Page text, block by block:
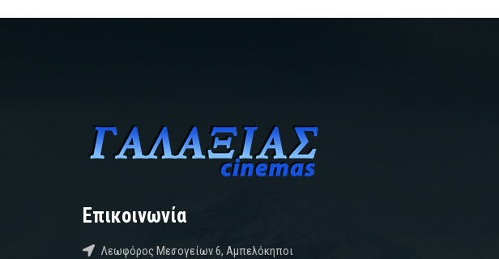
Επικοινωνία
Λεωφόρος Μεσογείων 6, Αμπελόκηποι